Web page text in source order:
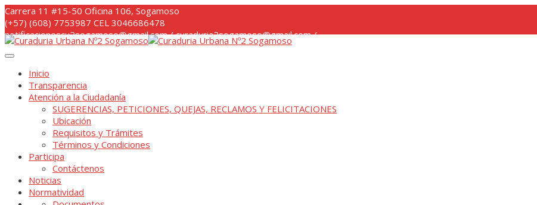
Skip
to
content
Carrera 11 #15-50 Oficina 106, Sogamoso
(+57) (608) 7753987 CEL 3046686478
notificacionescu2sogamoso@gmail.com / curaduria2sogamoso@gmail.com /
Inicio
Transparencia
Atención a la Ciudadanía
SUGERENCIAS, PETICIONES, QUEJAS, RECLAMOS Y FELICITACIONES
Ubicación
Requisitos y Trámites
Términos y Condiciones
Participa
Contáctenos
Noticias
Normatividad